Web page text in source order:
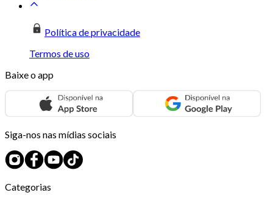
Política de privacidade
Termos de uso
Baixe o app
Siga-nos nas mídias sociais
Categorias